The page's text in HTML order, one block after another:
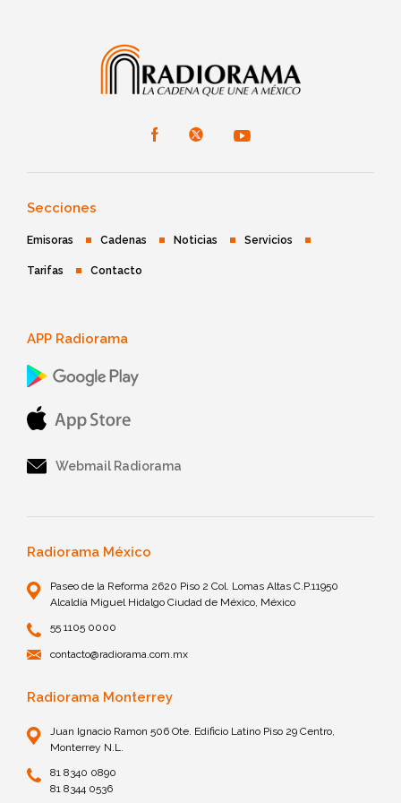
Secciones
Emisoras Cadenas Noticias Servicios
Tarifas Contacto
APP Radiorama
Webmail Radiorama
Radiorama México
Paseo de la Reforma 2620 Piso 2 Col. Lomas Altas C.P.11950
Alcaldía Miguel Hidalgo Ciudad de México, México
55 1105 0000
contacto@radiorama.com.mx
Radiorama Monterrey
Juan Ignacio Ramon 506 Ote. Edificio Latino Piso 29 Centro,
Monterrey N.L.
81 8340 0890
81 8344 0536